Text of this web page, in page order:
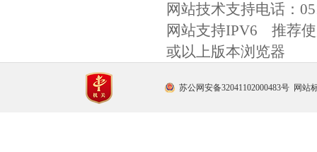
网站技术支持电话：
网站支持IPV6 推荐使
或以上版本浏览器
苏公网安备32041102000483号 网站